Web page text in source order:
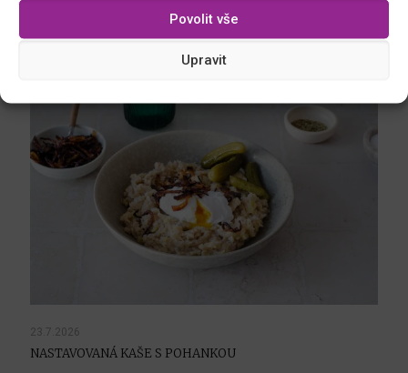
Povolit vše
Upravit
23.7.2026
NASTAVOVANÁ KAŠE S POHANKOU